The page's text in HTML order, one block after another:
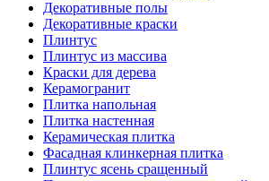
Декоративные полы
Декоративные краски
Плинтус
Плинтус из массива
Краски для дерева
Керамогранит
Плитка напольная
Плитка настенная
Керамическая плитка
Фасадная клинкерная плитка
Плинтус ясень сращенный